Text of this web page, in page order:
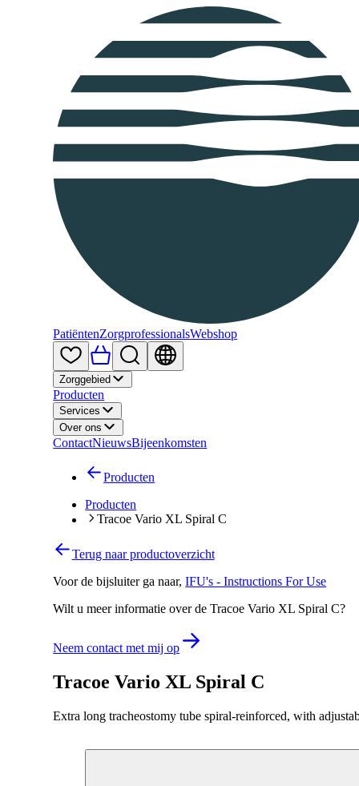
PatiëntenZorgprofessionalsWebshop
Zorggebied
Producten
Services
Over ons
ContactNieuwsBijeenkomsten
Producten
Producten
Tracoe Vario XL Spiral C
Tracoe Vario XL Spiral C
Extra long tracheostomy tube spiral-reinforced, with
Terug naar productoverzicht
Voor de bijsluiter ga naar,IFU's - Instructions For Use
Wilt u meer informatie over de Tracoe Vario XL Spiral C?
Neem contact met mij op